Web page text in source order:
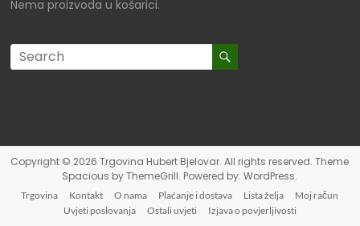
Nema proizvoda u košarici.
Copyright © 2026Trgovina Hubert Bjelovar. All rights reserved. Theme
Spacious by ThemeGrill. Powered by:WordPress.
Trgovina Kontakt O nama Plaćanje i dostava Lista želja
Moj račun
Uvjeti poslovanja
Ostali uvjeti Izjava o povjerljivosti